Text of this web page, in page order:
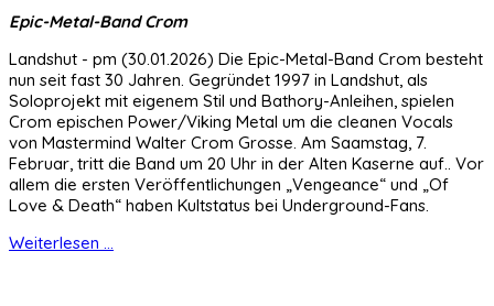
Epic-Metal-Band Crom
Landshut - pm (30.01.2026) Die Epic-Metal-Band Crom besteht
nun seit fast 30 Jahren. Gegründet 1997 in Landshut, als
Soloprojekt mit eigenem Stil und Bathory-Anleihen, spielen
Crom epischen Power/Viking Metal um die cleanen Vocals
von Mastermind Walter Crom Grosse. Am Saamstag, 7.
Februar, tritt die Band um 20 Uhr in der Alten Kaserne auf.. Vor
allem die ersten Veröffentlichungen „Vengeance“ und „Of
Love & Death“ haben Kultstatus bei Underground-Fans.
Weiterlesen ...